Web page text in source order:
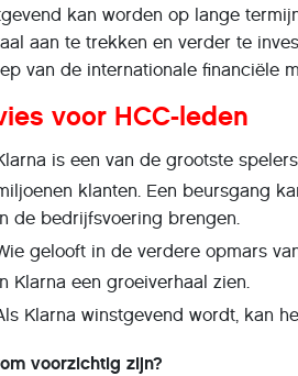
kan worden op lange
aan te trekken en verder te
van de internationale financiële
voor HCC-leden
is een van de grootste
klanten. Een beursgang
de bedrijfsvoering brengen.
gelooft in de verdere opmars
Klarna een groeiverhaal zien.
Klarna winstgevend wordt, kan
voorzichtig zijn?